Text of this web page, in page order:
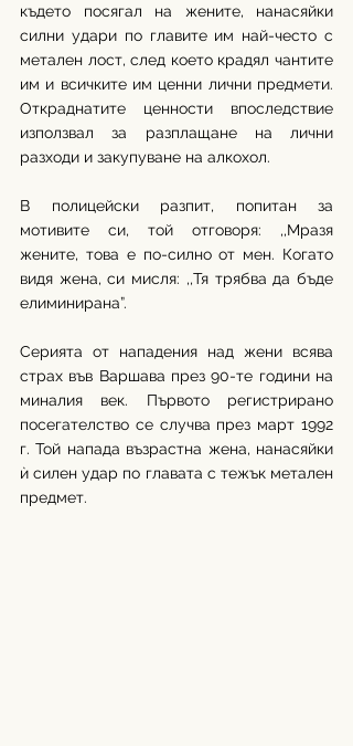
където посягал на жените, нанасяйки
силни удари по главите им най-често с
метален лост, след което крадял чантите
им и всичките им ценни лични предмети.
Откраднатите ценности впоследствие
използвал за разплащане на лични
разходи и закупуване на алкохол.
В полицейски разпит, попитан за
мотивите си, той отговоря: ,,Мразя
жените, това е по-силно от мен. Когато
видя жена, си мисля: ,,Тя трябва да бъде
елиминирана”.
Серията от нападения над жени всява
страх във Варшава през 90-те години на
миналия век. Първото регистрирано
посегателство се случва през март 1992
г. Той напада възрастна жена, нанасяйки
ѝ силен удар по главата с тежък метален
предмет.